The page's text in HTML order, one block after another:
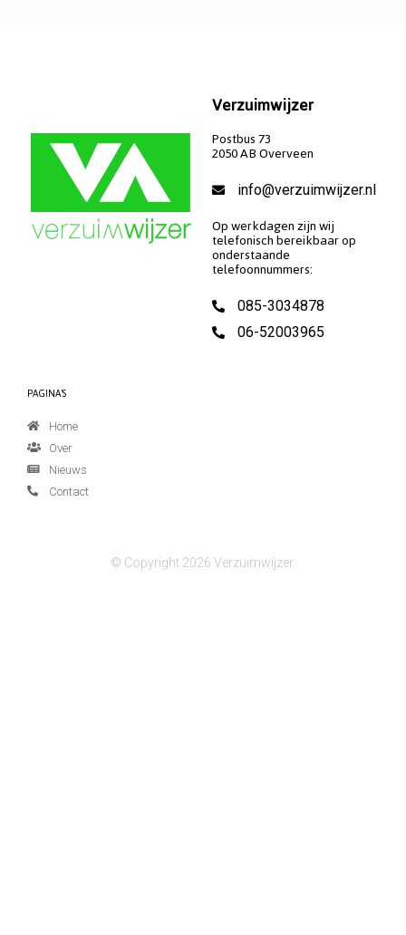
Verzuimwijzer
Postbus 73
2050 AB Overveen
info@verzuimwijzer.nl
Op werkdagen zijn wij
telefonisch bereikbaar op
onderstaande
telefoonnummers:
085-3034878
06-52003965
PAGINA'S
Home
Over
Nieuws
Contact
© Copyright 2026 Verzuimwijzer.